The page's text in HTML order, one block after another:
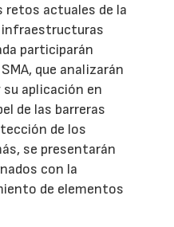
actuales de la
infraestructuras
participarán
que analizarán
aplicación en
de las barreras
de los
se presentarán
con la
de elementos